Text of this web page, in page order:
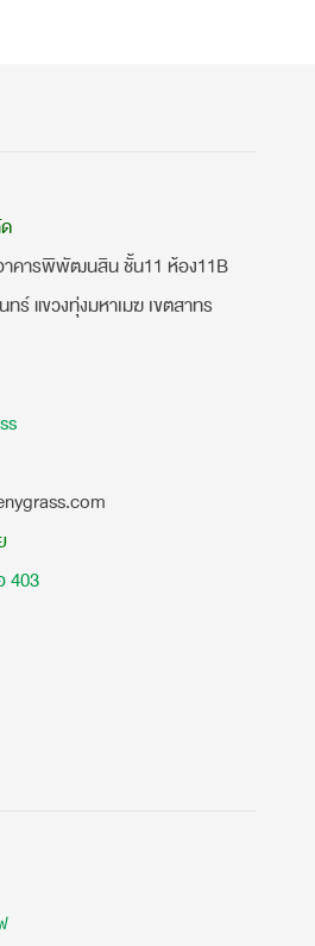
าคารพิพัฒนสิน ชั้น11 ห้อง11B
ร์ แขวงทุ่งมหาเมฆ เขตสาทร
403